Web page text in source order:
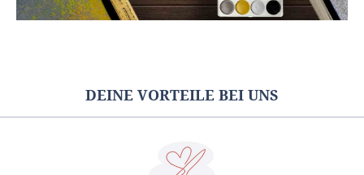
DEINE VORTEILE BEI UNS